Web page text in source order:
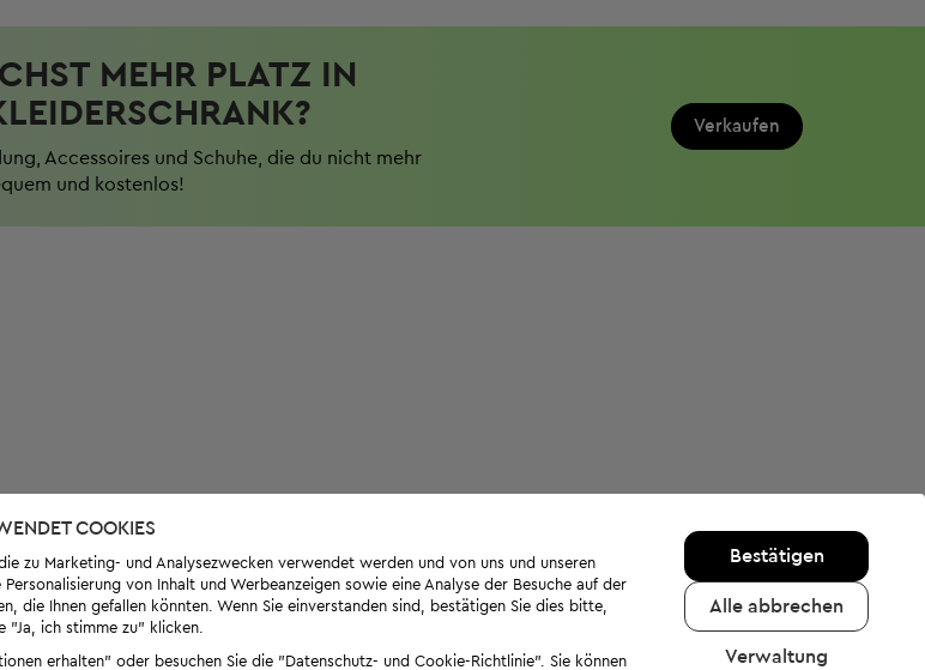
MEHR PLATZ IN
Accessoires und Schuhe, die du nicht mehr
und kostenlos!
Verkaufen
COOKIES
zu Marketing- und Analysezwecken verwendet werden und von uns und unseren
von Inhalt und Werbeanzeigen sowie eine Analyse der Besuche auf der
die Ihnen gefallen könnten. Wenn Sie einverstanden sind, bestätigen Sie dies bitte,
"Ja, ich stimme zu" klicken.
erhalten" oder besuchen Sie die "Datenschutz- und Cookie-Richtlinie". Sie können
Bestätigen
Alle abbrechen
Verwaltung